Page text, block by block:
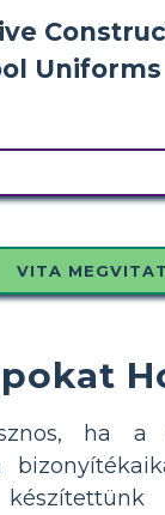
VITA
ha a